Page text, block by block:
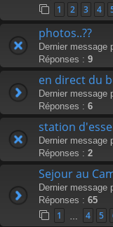
1 2 3 4
photos..??
Dernier message
Réponses : 9
en direct du
Dernier message
Réponses : 6
station
Dernier message
Réponses : 2
Sejour au
Dernier message
Réponses : 65
1 4 5